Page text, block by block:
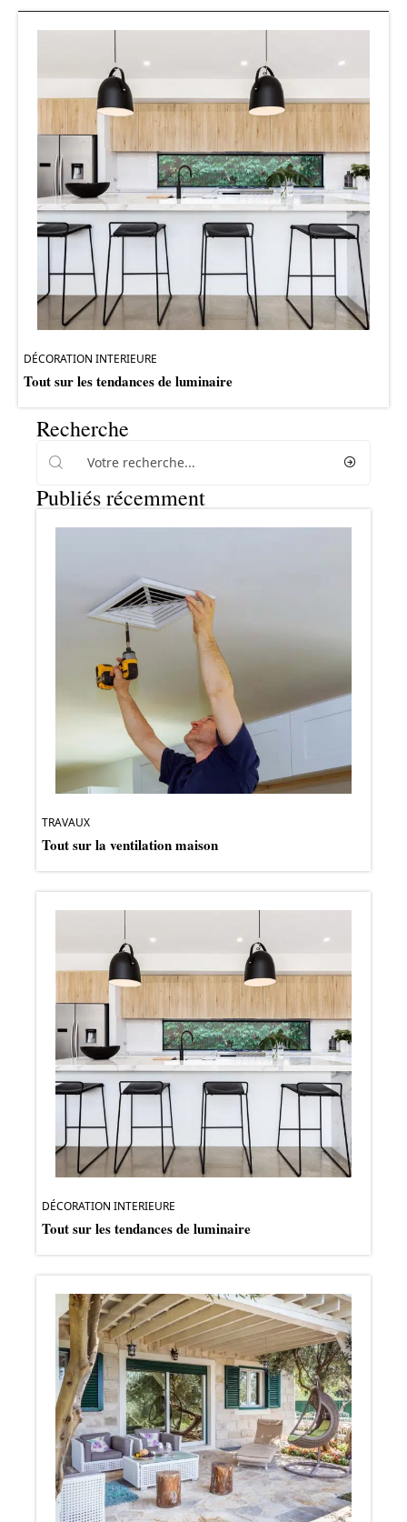
DÉCORATION INTERIEURE
Tout sur les tendances de luminaire
Recherche
Publiés récemment
TRAVAUX
Tout sur la ventilation maison
DÉCORATION INTERIEURE
Tout sur les tendances de luminaire